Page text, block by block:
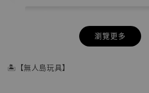
瀏覽更多
🏝【無人島玩具】